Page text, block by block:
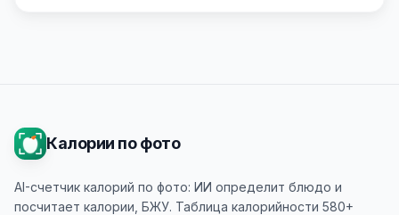
Калории по фото
AI-счетчик калорий по фото: ИИ определит блюдо и
посчитает калории, БЖУ. Таблица калорийности 580+